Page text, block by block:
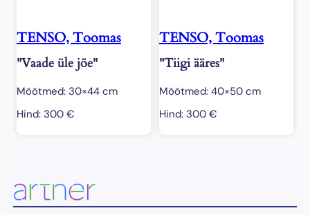
TENSO, Toomas
"Vaade üle jõe"
Mõõtmed: 30×44 cm
Hind: 300 €
TENSO, Toomas
"Tiigi ääres"
Mõõtmed: 40×50 cm
Hind: 300 €